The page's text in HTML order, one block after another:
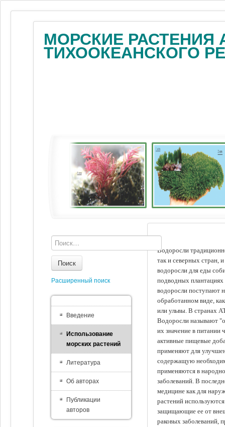
МОРСКИЕ РАСТЕНИЯ
ТИХООКЕАНСКОГО
Водоросли
так и северных стран,
водоросли для еды
подводных
водоросли поступают
обработанном виде,
или ульвы. В странах
Водоросли называют
их значение в питании
активные пищевые
применяют для
содержащую
применяются в
заболеваний. В
медицине как для
растений
защищающие ее от
раковых заболеваний,
Поиск
Расширенный поиск
Введение
Использование
морских растений
Литература
Об авторах
Публикации
авторов